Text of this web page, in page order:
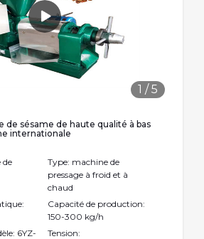
1 /5
de sésame de haute qualité à bas
internationale
de
Type: machine de
pressage à froid et à
chaud
Capacité de production:
150-300 kg/h
6YZ-
Tension: